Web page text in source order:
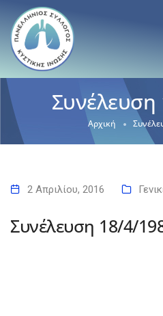
Αρχική
2 Απριλίου, 2016
Συνέλευση 18/4/